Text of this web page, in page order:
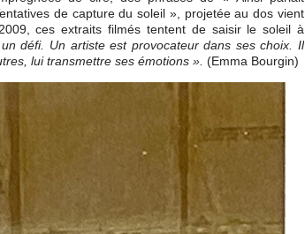
de capture du soleil », projetée au dos vient
ces extraits filmés tentent de saisir le soleil à
défi. Un artiste est provocateur dans ses choix. Il
lui transmettre ses émotions ». (Emma Bourgin)